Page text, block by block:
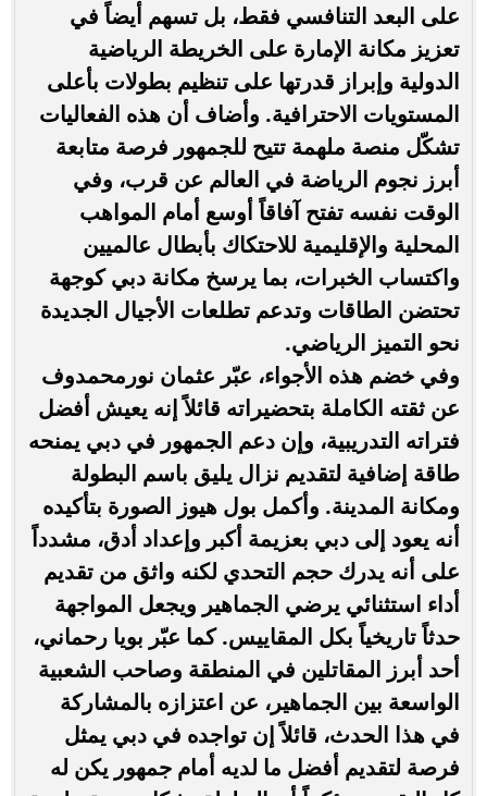
على البعد التنافسي فقط، بل تسهم أيضاً في
تعزيز مكانة الإمارة على الخريطة الرياضية
الدولية وإبراز قدرتها على تنظيم بطولات بأعلى
المستويات الاحترافية. وأضاف أن هذه الفعاليات
تشكّل منصة ملهمة تتيح للجمهور فرصة متابعة
أبرز نجوم الرياضة في العالم عن قرب، وفي
الوقت نفسه تفتح آفاقاً أوسع أمام المواهب
المحلية والإقليمية للاحتكاك بأبطال عالميين
واكتساب الخبرات، بما يرسخ مكانة دبي كوجهة
تحتضن الطاقات وتدعم تطلعات الأجيال الجديدة
نحو التميز الرياضي.
وفي خضم هذه الأجواء، عبّر عثمان نورمحمدوف
عن ثقته الكاملة بتحضيراته قائلاً إنه يعيش أفضل
فتراته التدريبية، وإن دعم الجمهور في دبي يمنحه
طاقة إضافية لتقديم نزال يليق باسم البطولة
ومكانة المدينة. وأكمل بول هيوز الصورة بتأكيده
أنه يعود إلى دبي بعزيمة أكبر وإعداد أدق، مشدداً
على أنه يدرك حجم التحدي لكنه واثق من تقديم
أداء استثنائي يرضي الجماهير ويجعل المواجهة
حدثاً تاريخياً بكل المقاييس. كما عبّر بويا رحماني،
أحد أبرز المقاتلين في المنطقة وصاحب الشعبية
الواسعة بين الجماهير، عن اعتزازه بالمشاركة
في هذا الحدث، قائلاً إن تواجده في دبي يمثل
فرصة لتقديم أفضل ما لديه أمام جمهور يكن له